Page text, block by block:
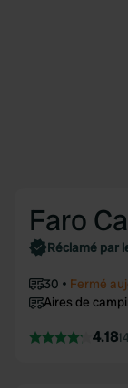
Faro
Réclamé par
30
Fermé
Aires de
4.18